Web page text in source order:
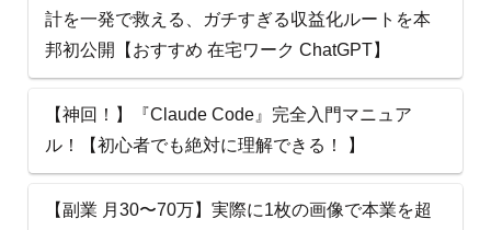
計を一発で救える、ガチすぎる収益化ルートを本
邦初公開【おすすめ 在宅ワーク ChatGPT】
【神回！】『Claude Code』完全入門マニュア
ル！【初心者でも絶対に理解できる！ 】
【副業 月30〜70万】実際に1枚の画像で本業を超